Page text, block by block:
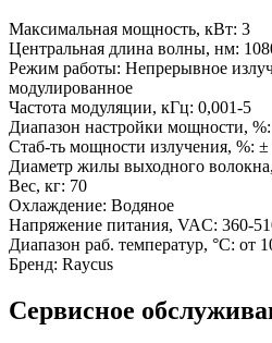
Максимальная мощность, кВт: 3
Центральная длина волны, нм:
Режим работы: Непрерывное
модулированное
Частота модуляции, кГц: 0,001-5
Диапазон настройки мощности, %:
Стаб-ть мощности излучения, %: ±
Диаметр жилы выходного
Вес, кг: 70
Охлаждение: Водяное
Напряжение питания, VAC: 360-
Диапазон раб. температур, °С: от
Бренд: Raycus
Сервисное